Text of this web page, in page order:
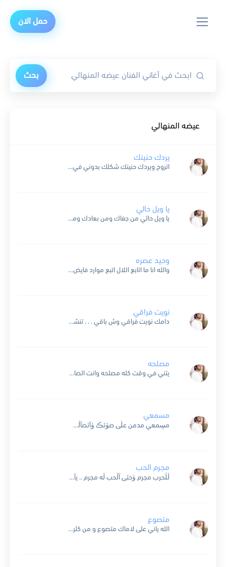
حمل الان
بحث
عيضه المنهالي
يردك حنينك
اتروح ويردك حنينك شكلك بدوني في حسايف اتطيع فينا عاذلينك واحنا الحبايب والولايف منهو يعوضني بزينك وعيوني بغيرك كفايف عدني على حطة يدينك في راس مرقاب الشرايف اصد عن رمشك...
يا ويل حالي
يا ويل حالي من جفاك ومن بعادك ومن فرقاك ونا الذي من زود من يهواك قلبي على روحي يديك لا ما قدرت انساك دكراك عندي دوم دكراك واحس في نفسي...
وحيد عصره
والله انا ما اتابع اللال اتبع موارد فايض الرّي اهناك وين الزين يختال بدرٍ ونوره ينوّر الحي غرٍّ بثوب الزين يختال اذا ظهر يسترسل الضي عوده يجر القلب لي مال...
نويت فراقي
دامك نويت فراقي وش باقي . . . تنشد عنه وتسال الكون دونك ضاقي وأشواقي . . . عزّيتها ف الحال مالك رجاء بخفاقي وأحداقي . . . الدمع منها سال والقلب منك عاقي يا راقي ....
مصلحه
يتني في وقت كله مصلحه وانت الصالح وهم لا يصلحون شف قلوب الناس في ايدك مسبحه وهم باسم الله عليك يسبحون وش بقى من الحسن فيك و نمدحه هل بقى...
مسمعي
مڛمعي مدمن عڷى صۈتڪ ۈآتصآڷڪ زيد آدمآنه متعبن صآحبڪ بڛڪۈتڪ ۈآنت صۈتڪ ضخ شريآنه خذ بشبر ۈبآعڪ ۈفۈتڪ ۈدڪ آڷخفآق مڛڪآنه فآڷخۈآفي رڛم منحۈتڪ ترتۈيبڪ رۈح ضميآنه حرت...
مجرم الحب
ڷڷحرب مجرم ۈحتى آڷحب ڷه مجرم .. يآمجرم آڷحب آنآ ۈش ذنبي ۈجرمي خڷيت نآر آڷجفآ في دآخڷي تضرم .. ۈآرمآني آڷۈقت ۈآنت بآڷجفآ ترمي رمي آڷجمآره في ڪف آڷنآڛڪ...
متصوع
الله ياني على لاماك متصوع و من كثر صوعي أحس ب راسي صداعي شفني من الوقت و الأيام متروع ويا قاطع الوصل ترى الوقت قطاعي يا كم لأهداب عينك شخص...